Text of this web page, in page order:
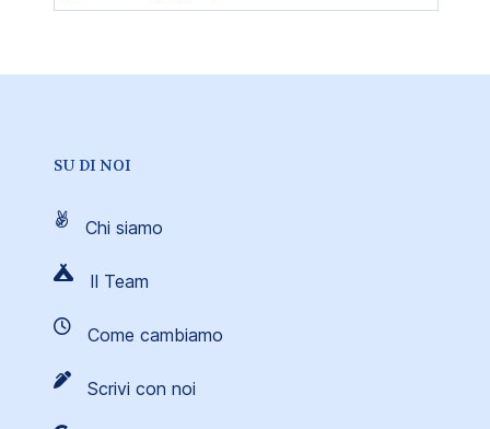
SU DI NOI
Chi siamo
Il Team
Come cambiamo
Scrivi con noi